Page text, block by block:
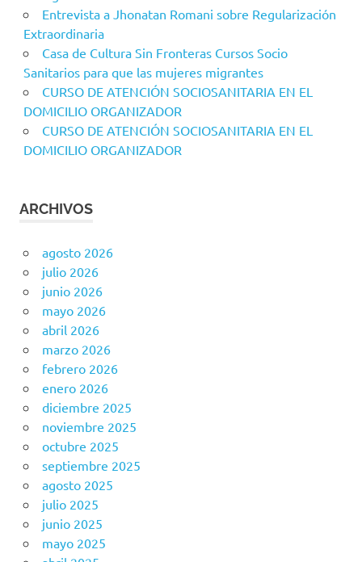
Entrevista a Jhonatan Romani sobre Regularización
Extraordinaria
Casa de Cultura Sin Fronteras Cursos Socio
Sanitarios para que las mujeres migrantes
CURSO DE ATENCIÓN SOCIOSANITARIA EN EL
DOMICILIO ORGANIZADOR
CURSO DE ATENCIÓN SOCIOSANITARIA EN EL
DOMICILIO ORGANIZADOR
ARCHIVOS
agosto 2026
julio 2026
junio 2026
mayo 2026
abril 2026
marzo 2026
febrero 2026
enero 2026
diciembre 2025
noviembre 2025
octubre 2025
septiembre 2025
agosto 2025
julio 2025
junio 2025
mayo 2025